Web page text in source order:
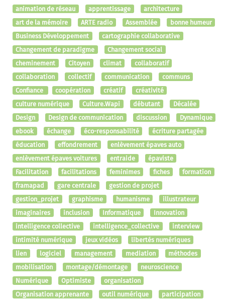
animation de réseau
apprentissage
architecture
art de la mémoire
ARTE radio Assemblée
bonne humeur
Business Développement
cartographie collaborative
Changement de paradigme
Changement social
cheminement
Citoyen climat
collaboratif
collaboration
collectif communication
communs
Confiance
coopération créatif
créativité
culture numérique
Culture.Wapi débutant
Décalée
Design
Design de communication discussion
Dynamique
ebook
échange éco-responsabilité
écriture partagée
éducation
effondrement
enlèvement épaves auto
enlèvement épaves voitures
entraide
épaviste
Facilitation
facilitations feminimes fiches
formation
framapad
gare centrale
gestion de projet
gestion_projet
graphisme humanisme
illustrateur
imaginaires
inclusion Informatique
Innovation
intelligence collective
intelligence_collective
interview
intimité numérique
jeux vidéos
libertés numériques
lien
logiciel management mediation
méthodes
mobilisation
montage/démontage
neuroscience
Numérique
Optimiste
organisation
Organisation apprenante
outil numérique
participation